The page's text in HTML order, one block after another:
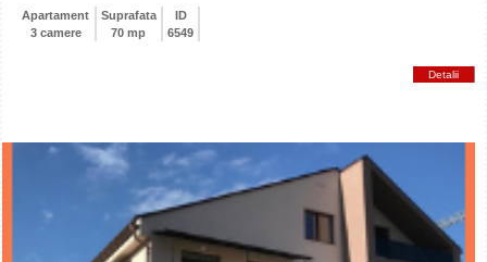
Apartament
3 camere
Suprafata
70 mp
ID
6549
Detalii